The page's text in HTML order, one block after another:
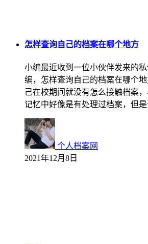
怎样查询自己的档案在哪个地方
小编最近收到一位小伙伴发来的
编，怎样查询自己的档案在哪个
己在校期间就没有怎么接触档案
记忆中好像是有处理过档案，但
个人档案网
2021年12月8日